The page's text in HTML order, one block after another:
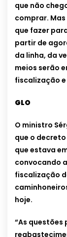
que não
comprar.
que fazer
partir de
da linha, da
meios serão
fiscalização
GLO
O ministro
que o decreto
que estava
convocando
fiscalização
hoje.
“As questões